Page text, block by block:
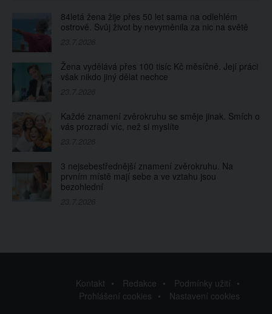
84letá žena žije přes 50 let sama na odlehlém
ostrově. Svůj život by nevyměnila za nic na světě
Žena vydělává přes 100 tisíc Kč měsíčně. Její práci
však nikdo jiný dělat nechce
Každé znamení zvěrokruhu se směje jinak. Smích o
vás prozradí víc, než si myslíte
3 nejsebestřednější znamení zvěrokruhu. Na
prvním místě mají sebe a ve vztahu jsou
bezohlední
Kontakt Redakce
Podmínky užití
Prohlášení cookies
Nastavení cookies